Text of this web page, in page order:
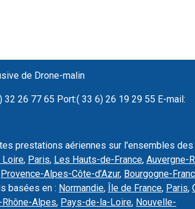
de Drone-malin
32 26 77 65 Port:( 33 6) 26 19 29 55 E-mail:
prestations aériennes sur l'ensembles
Loire, Paris, Les Hauts-de-France, Auvergne-
Provence-Alpes-Côte-d’Azur, Bourgogne-
basées en : Normandie, Île de France, Paris,
Rhône-Alpes, Pays-de-la-Loire, Nouvelle-